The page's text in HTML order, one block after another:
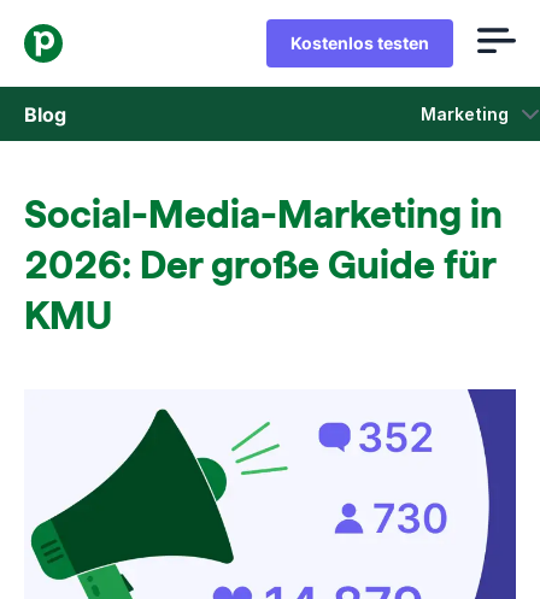
Kostenlos testen
Blog Marketing
Marketing
Produkt-Updates
Social-Media-Marketing in
2026: Der große Guide für
KMU